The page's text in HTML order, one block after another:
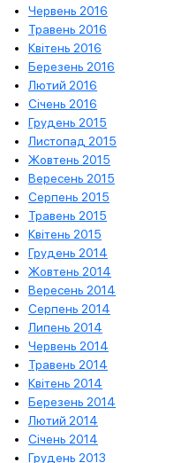
Червень 2016
Травень 2016
Квітень 2016
Березень 2016
Лютий 2016
Січень 2016
Грудень 2015
Листопад 2015
Жовтень 2015
Вересень 2015
Серпень 2015
Травень 2015
Квітень 2015
Грудень 2014
Жовтень 2014
Вересень 2014
Серпень 2014
Липень 2014
Червень 2014
Травень 2014
Квітень 2014
Березень 2014
Лютий 2014
Січень 2014
Грудень 2013